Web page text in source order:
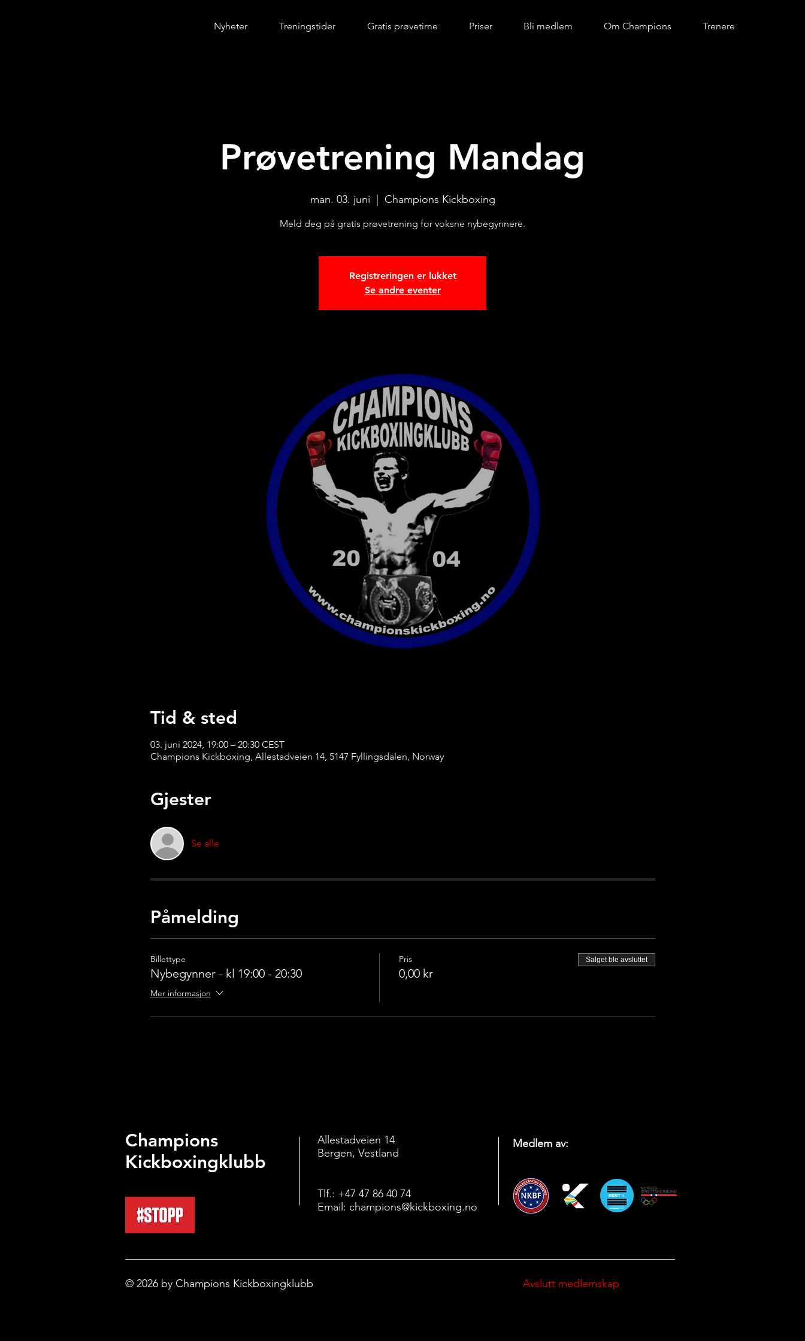
Prøvetrening Mandag
man. 03. juni Champions Kickboxing
Meld deg på gratis prøvetrening for voksne nybegynnere.
Registreringen er lukket
Se andre eventer
Tid & sted
03. juni 2024, 19:00 – 20:30 CEST
Champions Kickboxing, Allestadveien 14, 5147 Fyllingsdalen, Norway
Gjester
Se alle
Påmelding
Billettype
Nybegynner - kl 19:00 - 20:30
Mer informasjon
Pris
0,00 kr
Salget ble avsluttet
Nyheter Treningstider Gratis prøvetime Priser Bli medlem Om Champions Trenere
Champions
Kickboxingklubb
Allestadveien 14
Bergen, Vestland
Tlf.: +47 47 86 40 74
Email: champions@kickboxing.no
Medlem av:
© 2026 by Champions Kickboxingklubb Avslutt medlemskap